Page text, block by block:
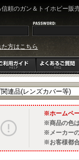
頼のガン＆トイホビー販
方はこちら
ホームペ
商品の色
メーカー
お客様都